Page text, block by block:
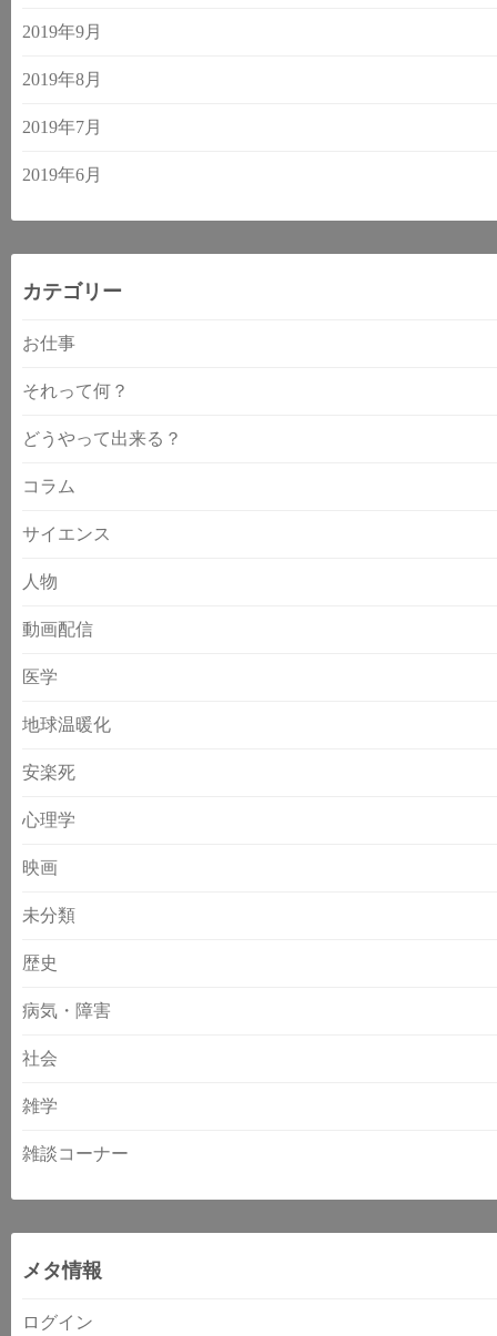
2019年9月
2019年8月
2019年7月
2019年6月
カテゴリー
お仕事
それって何？
どうやって出来る？
コラム
サイエンス
人物
動画配信
医学
地球温暖化
安楽死
心理学
映画
未分類
歴史
病気・障害
社会
雑学
雑談コーナー
メタ情報
ログイン